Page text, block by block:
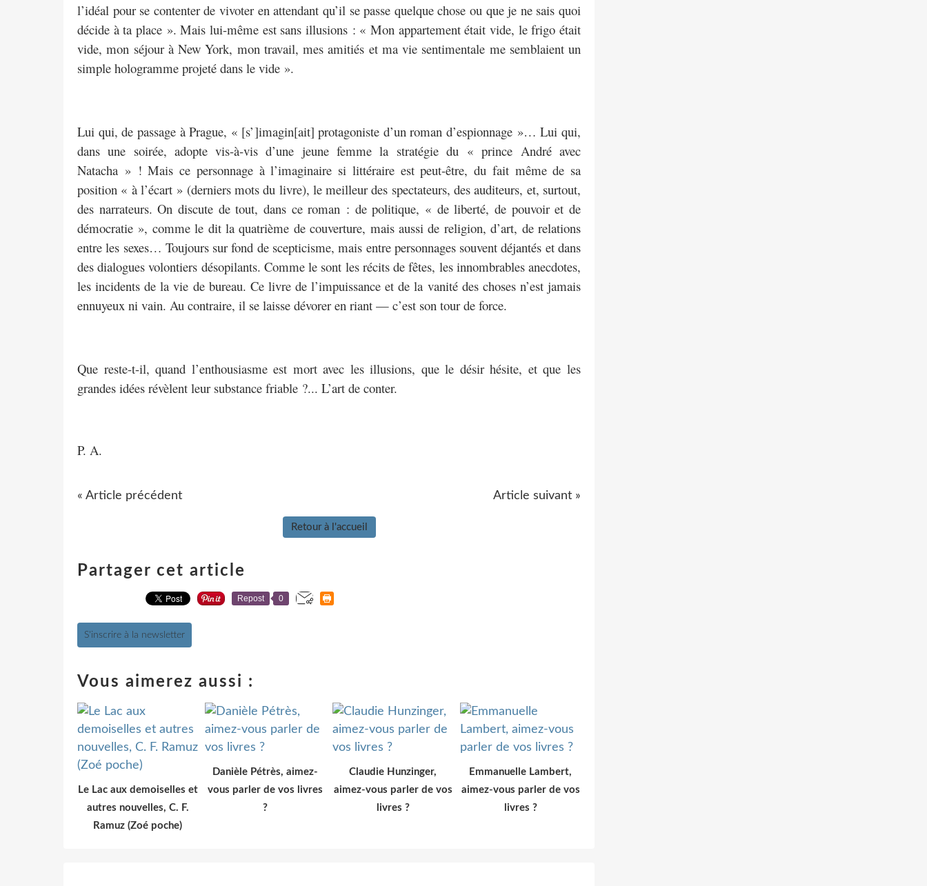
l’idéal pour se contenter de vivoter en attendant qu’il se passe quelque chose ou que je ne sais quoi
décide à ta place ». Mais lui-même est sans illusions : « Mon appartement était vide, le frigo était
vide, mon séjour à New York, mon travail, mes amitiés et ma vie sentimentale me semblaient un
simple hologramme projeté dans le vide ».
Lui qui, de passage à Prague, « [s’]imagin[ait] protagoniste d’un roman d’espionnage »… Lui qui,
dans une soirée, adopte vis-à-vis d’une jeune femme la stratégie du « prince André avec
Natacha » ! Mais ce personnage à l’imaginaire si littéraire est peut-être, du fait même de sa
position « à l’écart » (derniers mots du livre), le meilleur des spectateurs, des auditeurs, et, surtout,
des narrateurs. On discute de tout, dans ce roman : de politique, « de liberté, de pouvoir et de
démocratie », comme le dit la quatrième de couverture, mais aussi de religion, d’art, de relations
entre les sexes… Toujours sur fond de scepticisme, mais entre personnages souvent déjantés et dans
des dialogues volontiers désopilants. Comme le sont les récits de fêtes, les innombrables anecdotes,
les incidents de la vie de bureau. Ce livre de l’impuissance et de la vanité des choses n’est jamais
ennuyeux ni vain. Au contraire, il se laisse dévorer en riant — c’est son tour de force.
Que reste-t-il, quand l’enthousiasme est mort avec les illusions, que le désir hésite, et que les
grandes idées révèlent leur substance friable ?... L’art de conter.
P. A.
« Article précédent Article suivant »
Retour à l'accueil
Partager cet article
Repost 0
S'inscrire à la newsletter
Vous aimerez aussi :
Le Lac aux demoiselles et
autres nouvelles, C. F.
Ramuz (Zoé poche)
Danièle Pétrès, aimez-
vous parler de vos livres
?
Claudie Hunzinger,
aimez-vous parler de vos
livres ?
Emmanuelle Lambert,
aimez-vous parler de vos
livres ?